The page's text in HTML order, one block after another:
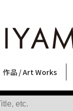
作品 / Art Works
フォトグラフィー
Photography
ポスター
Posters
ストリートアート
Street Art
立体・その他
Sculptures / etc
アートワークス
Art Works
Primary Artworks
KOMIYAMA TOKYO ART LABEL
版画
Prints